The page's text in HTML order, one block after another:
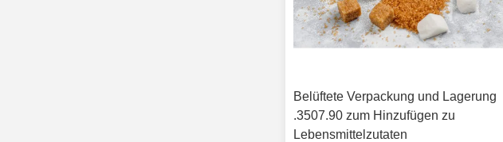
Belüftete Verpackung und Lagerung
.3507.90 zum Hinzufügen zu
Lebensmittelzutaten